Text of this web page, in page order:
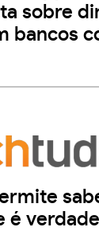
sobre
bancos
é